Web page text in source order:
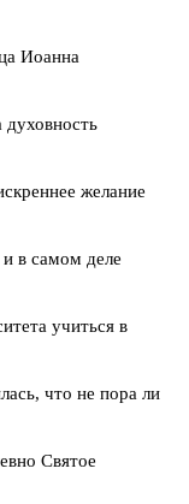
Иоанна
желание
в самом деле
учиться в
что не пора ли
Святое